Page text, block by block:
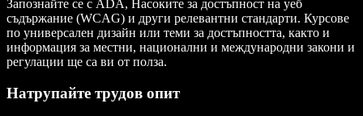
Запознайте се с ADA, Насоките за достъпност на уеб
съдържание (WCAG) и други релевантни стандарти. Курсове
по универсален дизайн или теми за достъпността, както и
информация за местни, национални и международни закони и
регулации ще са ви от полза.
Натрупайте трудов опит